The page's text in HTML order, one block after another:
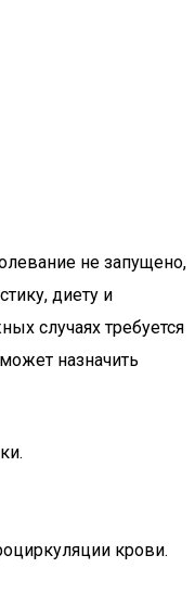
не запущено,
диету и
случаях требуется
назначить
крови.